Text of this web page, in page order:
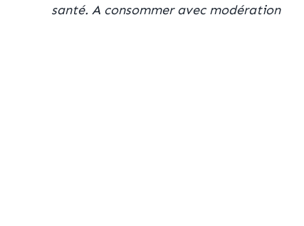
santé. A consommer avec modération